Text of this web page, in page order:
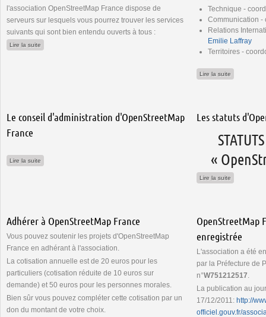
l'association OpenStreetMap France dispose de
serveurs sur lesquels vous pourrez trouver les services
suivants qui sont bien entendu ouverts à tous :
Lire la suite
Technique -
Communication -
Relations
Emilie Laffray
Territoires -
Lire la suite
Le conseil d'administration d'OpenStreetMap
France
Lire la suite
Les statuts
«
Lire la suite
Adhérer à OpenStreetMap France
Vous pouvez soutenir les projets d'OpenStreetMap
France en adhérant à l'association.
La cotisation annuelle est de 20 euros pour les
particuliers (cotisation réduite de 10 euros sur
demande) et 50 euros pour les personnes morales.
Bien sûr vous pouvez compléter cette cotisation par un
don du montant de votre choix.
OpenStreetMap
enregistrée
L'association a été
par la Préfecture de
n°W751212517.
La publication au
17/12/2011: http://
officiel.gouv.fr/